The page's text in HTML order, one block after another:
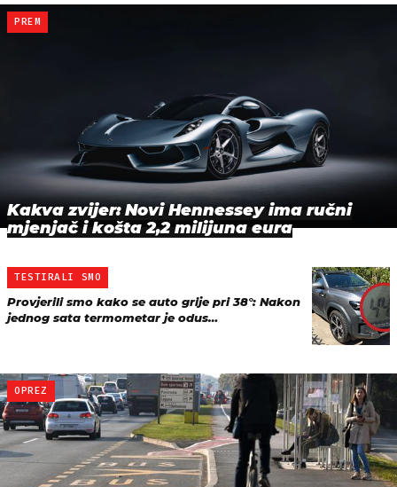
PREM
Kakva zvijer: Novi Hennessey ima ručni
mjenjač i košta 2,2 milijuna eura
TESTIRALI SMO
Provjerili smo kako se auto grije pri 38°: Nakon
jednog sata termometar je odus…
OPREZ